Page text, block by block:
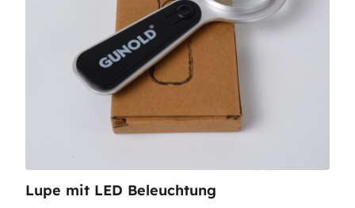
Lupe mit LED Beleuchtung